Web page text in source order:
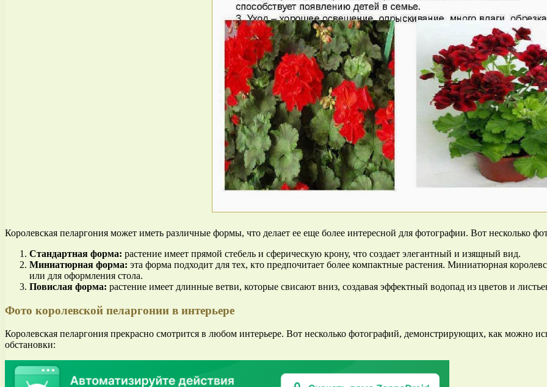
Королевская пеларгония может иметь различные формы, что делает ее еще более интересной для фотографии. Вот несколько
Стандартная форма: растение имеет прямой стебель и сферическую крону, что создает элегантный и изящный вид.
Миниатюрная форма: эта форма подходит для тех, кто предпочитает более компактные растения. Миниатюрная
или для оформления стола.
Повислая форма: растение имеет длинные ветви, которые свисают вниз, создавая эффектный водопад из цветов и
Фото королевской пеларгонии в интерьере
Королевская пеларгония прекрасно смотрится в любом интерьере. Вот несколько фотографий, демонстрирующих, как можно
обстановки: